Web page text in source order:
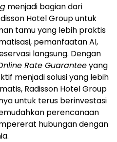
menjadi bagian dari
Hotel Group untuk
tamu yang lebih praktis
pemanfaatan AI,
langsung. Dengan
Rate Guaranteeyang
menjadi solusi yang lebih
Radisson Hotel Group
untuk terus berinvestasi
perencanaan
hubungan dengan